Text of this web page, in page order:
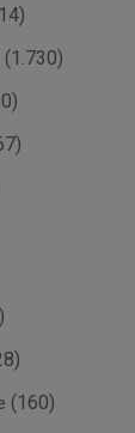
(1.730)
(160)